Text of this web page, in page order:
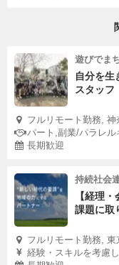
遊びでま
自分を生
スタッフ
フルリモート勤務, 神
パート,副業/パラレル
長期歓迎
持続社会
【経理
課題に取
フルリモート勤務, 東
経験・スキルを考慮